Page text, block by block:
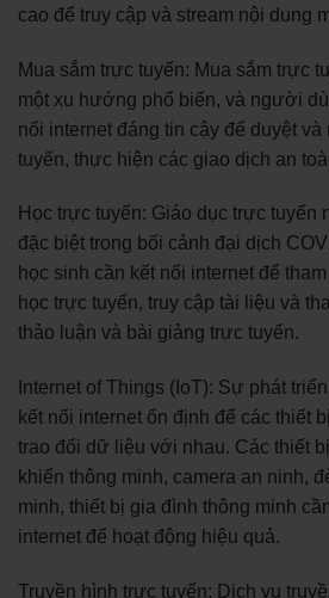
cao để truy cập và stream nội dung
Mua sắm trực tuyến: Mua sắm trực
một xu hướng phổ biến, và người
nối internet đáng tin cậy để duyệt và
tuyến, thực hiện các giao dịch an
Học trực tuyến: Giáo dục trực tuyến
đặc biệt trong bối cảnh đại dịch
học sinh cần kết nối internet để
học trực tuyến, truy cập tài liệu và
thảo luận và bài giảng trực tuyến.
Internet of Things (IoT): Sự phát
kết nối internet ổn định để các thiết
trao đổi dữ liệu với nhau. Các thiết
khiển thông minh, camera an ninh,
minh, thiết bị gia đình thông minh
internet để hoạt động hiệu quả.
Truyền hình trực tuyến: Dịch vụ